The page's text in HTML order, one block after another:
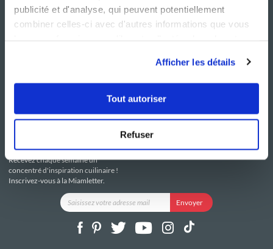
publicité et d'analyse, qui peuvent potentiellement
combiner celles-ci avec d'autres informations que vous
Afficher les détails
Tout autoriser
Refuser
Le Mag'
i-Cook'in
Contactez-nous
Mentions légales
Politique de confidentialité
Utilisation des Cookies
Recevez chaque semaine un
concentré d'inspiration cuilinaire !
Inscrivez-vous à la Miamletter.